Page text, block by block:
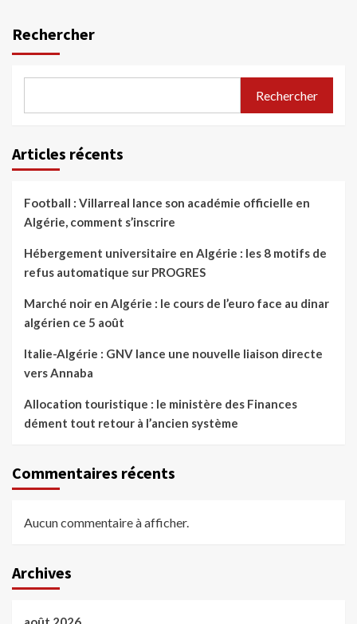
Rechercher
Rechercher
Articles récents
Football : Villarreal lance son académie officielle en
Algérie, comment s’inscrire
Hébergement universitaire en Algérie : les 8 motifs de
refus automatique sur PROGRES
Marché noir en Algérie : le cours de l’euro face au dinar
algérien ce 5 août
Italie-Algérie : GNV lance une nouvelle liaison directe
vers Annaba
Allocation touristique : le ministère des Finances
dément tout retour à l’ancien système
Commentaires récents
Aucun commentaire à afficher.
Archives